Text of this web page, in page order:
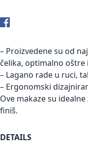
– Proizvedene su od
čelika, optimalno oštre
– Lagano rade u ruci,
– Ergonomski
Ove makaze su
finiš.
DETAILS